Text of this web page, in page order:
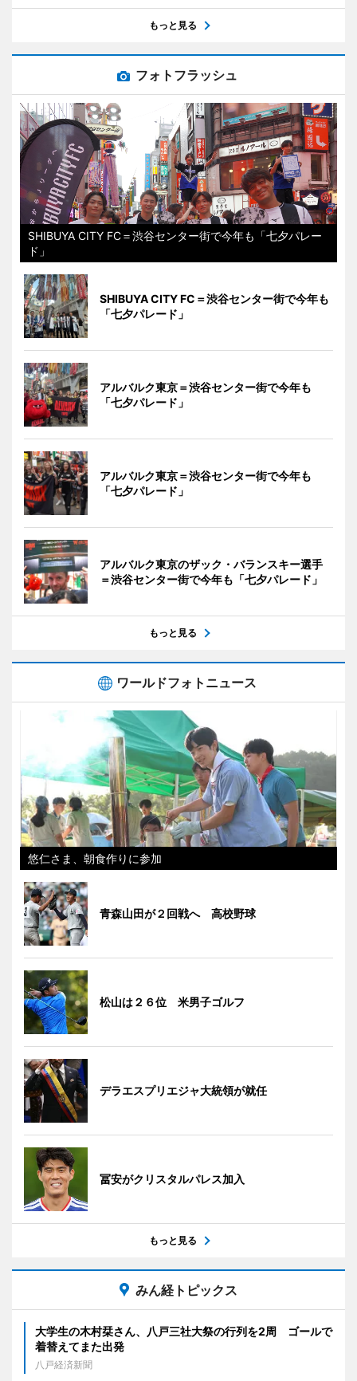
もっと見る
フォトフラッシュ
SHIBUYA CITY FC＝渋谷センター街で今年も「七夕パレー
ド」
SHIBUYA CITY FC＝渋谷センター街で今年も
「七夕パレード」
アルバルク東京＝渋谷センター街で今年も
「七夕パレード」
アルバルク東京＝渋谷センター街で今年も
「七夕パレード」
アルバルク東京のザック・バランスキー選手
＝渋谷センター街で今年も「七夕パレード」
もっと見る
ワールドフォトニュース
悠仁さま、朝食作りに参加
青森山田が２回戦へ 高校野球
松山は２６位 米男子ゴルフ
デラエスプリエジャ大統領が就任
冨安がクリスタルパレス加入
もっと見る
みん経トピックス
大学生の木村栞さん、八戸三社大祭の行列を2周 ゴールで
着替えてまた出発
八戸経済新聞